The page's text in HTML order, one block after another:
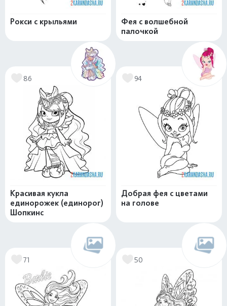
Рокси с крыльями
Фея с волшебной
палочкой
86
Красивая кукла
единорожек (единорог)
Шопкинс
94
Добрая фея с цветами
на голове
71 50